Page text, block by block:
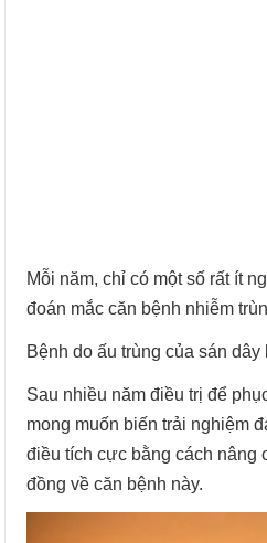
Mỗi năm, chỉ có một số rất ít
đoán mắc căn bệnh nhiễm
Bệnh do ấu trùng của sán dây
Sau nhiều năm điều trị để
mong muốn biến trải nghiệm
điều tích cực bằng cách nâng
đồng về căn bệnh này.